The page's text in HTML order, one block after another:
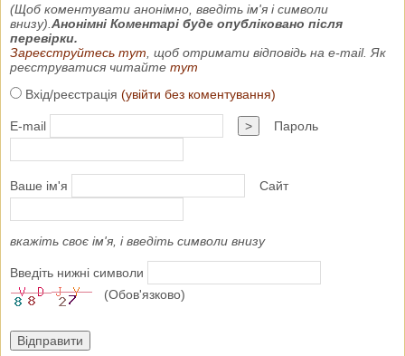
(Щоб коментувати анонімно, введіть ім'я і символи
внизу). Анонімні Коментарі буде опубліковано після
перевірки.
Зареєструйтесь тут , щоб отримати відповідь на e-mail. Як
реєструватися читайте тут
Вхід/реєстрація (увійти без коментування)
E-mail > Пароль
Ваше ім'я Сайт
вкажіть своє ім'я, і введіть символи внизу
Введіть нижні символи
(Обов'язково)
Відправити